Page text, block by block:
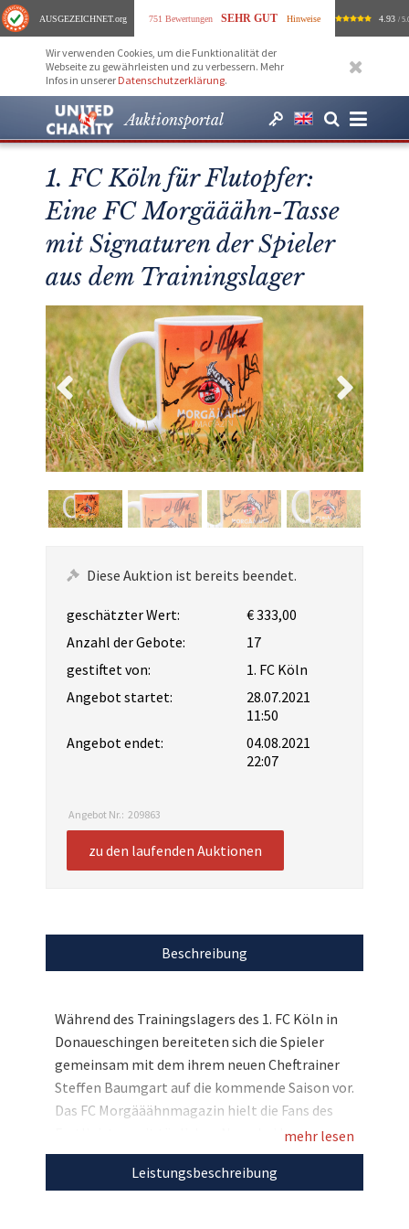
AUSGEZEICHNET.org 751 Bewertungen SEHR GUT Hinweise 4.93 /
Wir verwenden Cookies, um die Funktionalität der
Webseite zu gewährleisten und zu verbessern. Mehr
Infos in unserer Datenschutzerklärung.
Auktionsportal
1. FC Köln für Flutopfer:
Eine FC Morgääähn-Tasse
mit Signaturen der Spieler
aus dem Trainingslager
Diese Auktion ist bereits beendet.
geschätzter Wert:
€ 333,00
Anzahl der Gebote:
17
gestiftet von:
1. FC Köln
Angebot startet:
28.07.2021
11:50
Angebot endet:
04.08.2021
22:07
Angebot Nr.: 209863
zu den laufenden Auktionen
Beschreibung
Während des Trainingslagers des 1. FC Köln in
Donaueschingen bereiteten sich die Spieler
gemeinsam mit dem ihrem neuen Cheftrainer
Steffen Baumgart auf die kommende Saison vor.
Das FC Morgääähnmagazin hielt die Fans des
Erstligisten mit täglichen News bei Laune.
Jetzt haben Sie die Chance, eine Morgääähn-
Tasse mit den Original Unterschriften der
mehr lesen
Leistungsbeschreibung